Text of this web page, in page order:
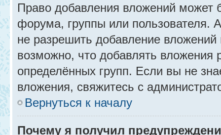
Право добавления вложений может
форума, группы или пользователя.
не разрешить добавление
возможно, что добавлять вложения
определённых групп. Если вы не
вложения, свяжитесь с
Вернуться к началу
Почему я получил